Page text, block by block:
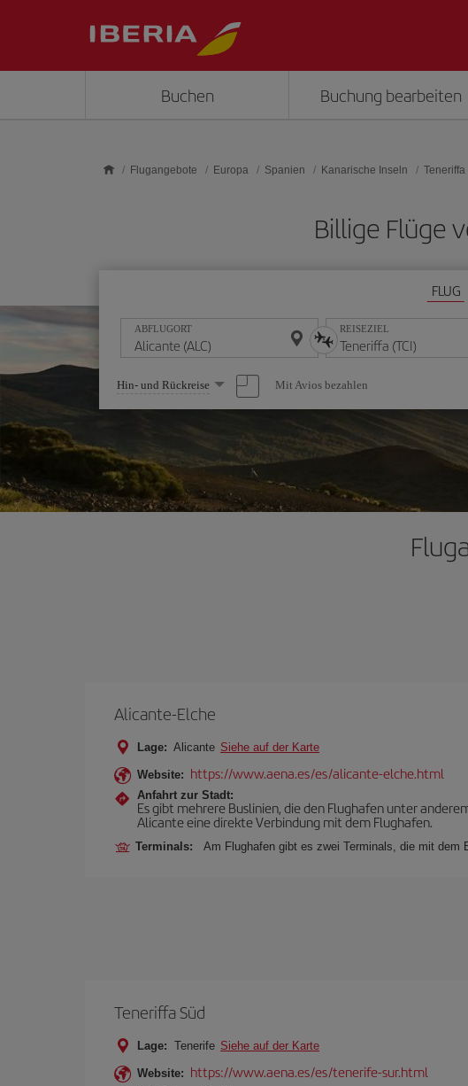
Buchen Buchung bearbeiten
Flugangebote Europa Spanien Kanarische Inseln Teneriffa
Billige Flüge
FLUG
ABFLUGORT REISEZIEL
Wählen
Sie
eine
Hin- und Rückreise Mit Avios bezahlen
Alicante-Elche
Lage: Alicante Siehe auf der Karte
Website: https://www.aena.es/es/alicante-elche.html
Anfahrt zur Stadt:
Es gibt mehrere Buslinien, die den Flughafen unter
Alicante eine direkte Verbindung mit dem Flughafen.
Terminals: Am Flughafen gibt es zwei Terminals, die mit dem
Teneriffa Süd
Lage: Tenerife Siehe auf der Karte
Website: https://www.aena.es/es/tenerife-sur.html